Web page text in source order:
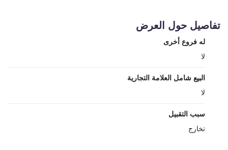
تفاصيل حول العرض
له فروع أخرى
لا
البيع شامل العلامة التجارية
لا
سبب التقبيل
تخارج